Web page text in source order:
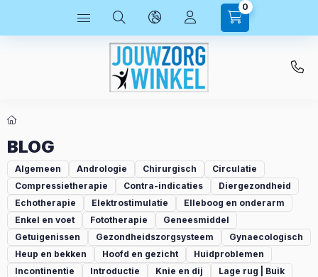
0
BLOG
Algemeen Andrologie Chirurgisch
Circulatie
Compressietherapie
Contra-indicaties
Diergezondheid
Echotherapie
Elektrostimulatie
Elleboog en onderarm
Enkel en voet
Fototherapie
Geneesmiddel
Getuigenissen
Gezondheidszorgsysteem
Gynaecologisch
Heup en bekken
Hoofd en gezicht
Huidproblemen
Incontinentie
Introductie Knie en dij
Lage rug | Buik